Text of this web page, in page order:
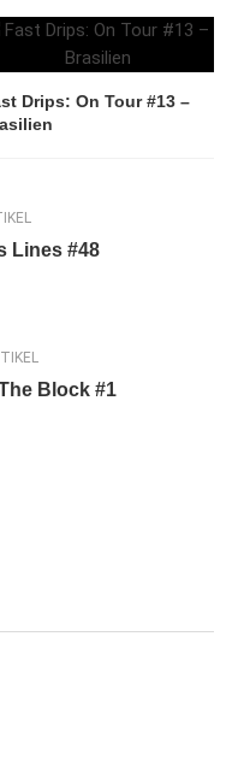
Drips: On Tour #13 –
Lines #48
Block #1